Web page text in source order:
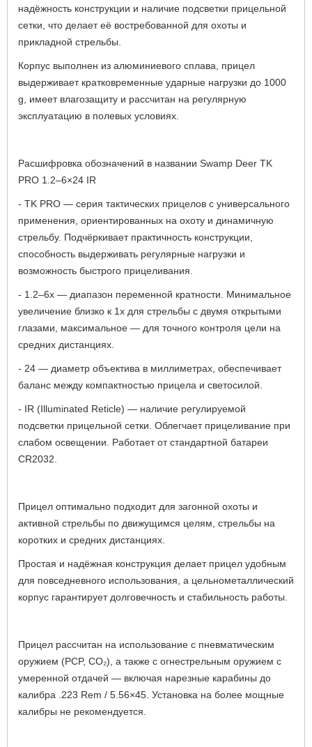
надёжность конструкции и наличие подсветки прицельной
сетки, что делает её востребованной для охоты и
прикладной стрельбы.
Корпус выполнен из алюминиевого сплава, прицел
выдерживает кратковременные ударные нагрузки до 1000
g, имеет влагозащиту и рассчитан на регулярную
эксплуатацию в полевых условиях.
Расшифровка обозначений в названии Swamp Deer TK
PRO 1.2–6×24 IR
- TK PRO — серия тактических прицелов с универсального
применения, ориентированных на охоту и динамичную
стрельбу. Подчёркивает практичность конструкции,
способность выдерживать регулярные нагрузки и
возможность быстрого прицеливания.
- 1.2–6х — диапазон переменной кратности. Минимальное
увеличение близко к 1х для стрельбы с двумя открытыми
глазами, максимальное — для точного контроля цели на
средних дистанциях.
- 24 — диаметр объектива в миллиметрах, обеспечивает
баланс между компактностью прицела и светосилой.
- IR (Illuminated Reticle) — наличие регулируемой
подсветки прицельной сетки. Облегчает прицеливание при
слабом освещении. Работает от стандартной батареи
CR2032.
Прицел оптимально подходит для загонной охоты и
активной стрельбы по движущимся целям, стрельбы на
коротких и средних дистанциях.
Простая и надёжная конструкция делает прицел удобным
для повседневного использования, а цельнометаллический
корпус гарантирует долговечность и стабильность работы.
Прицел рассчитан на использование с пневматическим
оружием (PCP, CO₂), а также с огнестрельным оружием с
умеренной отдачей — включая нарезные карабины до
калибра .223 Rem / 5.56×45. Установка на более мощные
калибры не рекомендуется.